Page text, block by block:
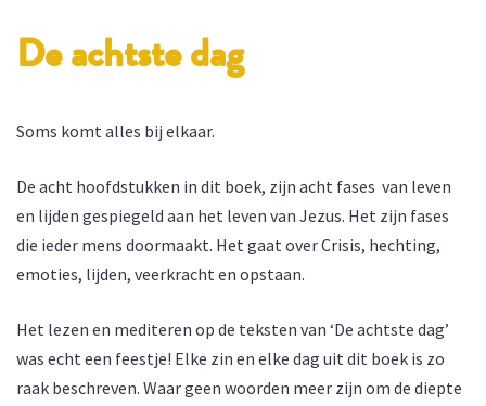
De achtste dag
Soms komt alles bij elkaar.
De acht hoofdstukken in dit boek, zijn acht fases van leven
en lijden gespiegeld aan het leven van Jezus. Het zijn fases
die ieder mens doormaakt. Het gaat over Crisis, hechting,
emoties, lijden, veerkracht en opstaan.
Het lezen en mediteren op de teksten van ‘De achtste dag’
was echt een feestje! Elke zin en elke dag uit dit boek is zo
raak beschreven. Waar geen woorden meer zijn om de diepte